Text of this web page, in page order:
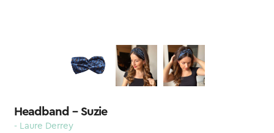
Headband – Suzie
- Laure Derrey